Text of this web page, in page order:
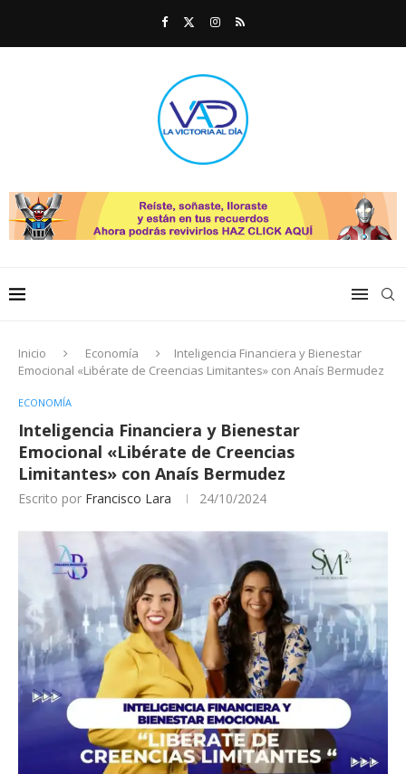
Inicio Economía
Inteligencia Financiera y Bienestar
Emocional «Libérate de Creencias Limitantes» con Anaís Bermudez
ECONOMÍA
Inteligencia Financiera y Bienestar
Emocional «Libérate de Creencias
Limitantes» con Anaís Bermudez
Escrito por Francisco Lara 24/10/2024